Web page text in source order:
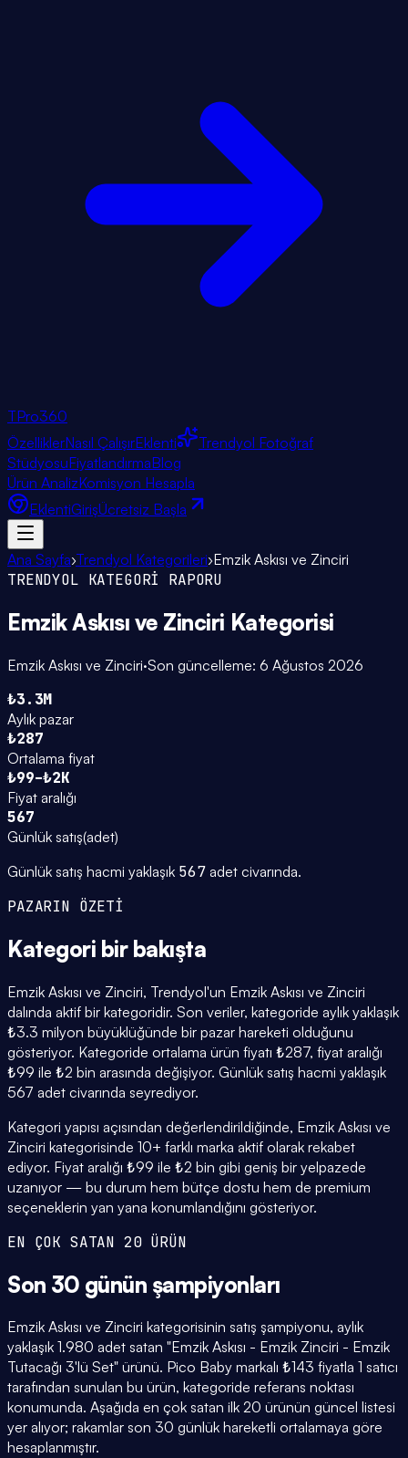
TPro360
ÖzelliklerNasıl ÇalışırEklenti
Trendyol Fotoğraf
StüdyosuFiyatlandırmaBlog
Ürün AnalizKomisyon Hesapla
EklentiGirişÜcretsiz Başla
Ana Sayfa›Trendyol Kategorileri›Emzik Askısı ve Zinciri
TRENDYOL KATEGORİ RAPORU
Emzik Askısı ve Zinciri Kategorisi
Emzik Askısı ve Zinciri·Son güncelleme: 6 Ağustos 2026
₺3.3M
Aylık pazar
₺287
Ortalama fiyat
₺99–₺2K
Fiyat aralığı
567
Günlük satış(adet)
Günlük satış hacmi yaklaşık 567adet civarında.
PAZARIN ÖZETİ
Kategori bir bakışta
Emzik Askısı ve Zinciri, Trendyol'un Emzik Askısı ve Zinciri
dalında aktif bir kategoridir. Son veriler, kategoride aylık yaklaşık
₺3.3 milyon büyüklüğünde bir pazar hareketi olduğunu
gösteriyor. Kategoride ortalama ürün fiyatı ₺287, fiyat aralığı
₺99 ile ₺2 bin arasında değişiyor. Günlük satış hacmi yaklaşık
567 adet civarında seyrediyor.
Kategori yapısı açısından değerlendirildiğinde, Emzik Askısı ve
Zinciri kategorisinde 10+ farklı marka aktif olarak rekabet
ediyor. Fiyat aralığı ₺99 ile ₺2 bin gibi geniş bir yelpazede
uzanıyor — bu durum hem bütçe dostu hem de premium
seçeneklerin yan yana konumlandığını gösteriyor.
EN ÇOK SATAN 20 ÜRÜN
Son 30 günün şampiyonları
Emzik Askısı ve Zinciri kategorisinin satış şampiyonu, aylık
yaklaşık 1.980 adet satan "Emzik Askısı - Emzik Zinciri - Emzik
Tutacağı 3'lü Set" ürünü. Pico Baby markalı ₺143 fiyatla 1 satıcı
tarafından sunulan bu ürün, kategoride referans noktası
konumunda. Aşağıda en çok satan ilk 20 ürünün güncel listesi
yer alıyor; rakamlar son 30 günlük hareketli ortalamaya göre
hesaplanmıştır.